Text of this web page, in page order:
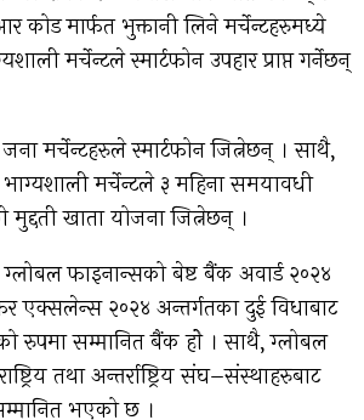
मार्फत भुक्तानी लिने मर्चेन्टहरुमध्ये
मर्चेन्टले स्मार्टफोन उपहार प्राप्त गर्नेछन्
मर्चेन्टहरुले स्मार्टफोन जित्नेछन् । साथै,
मर्चेन्टले ३ महिना समयावधी
खाता योजना जित्नेछन् ।
फाइनान्सको बेष्ट बैंक अवार्ड २०२४
एक्सलेन्स २०२४ अन्तर्गतका दुई विधाबाट
रुपमा सम्मानित बैंक होे । साथै, ग्लोबल
तथा अन्तर्राष्ट्रिय संघ–संस्थाहरुबाट
भएको छ ।